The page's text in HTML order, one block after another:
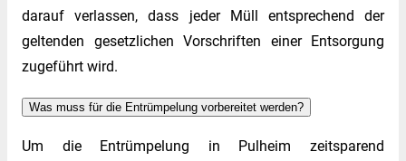
darauf verlassen, dass jeder Müll entsprechend der
geltenden gesetzlichen Vorschriften einer Entsorgung
zugeführt wird.
Was muss für die Entrümpelung vorbereitet werden?
Um die Entrümpelung in Pulheim zeitsparend